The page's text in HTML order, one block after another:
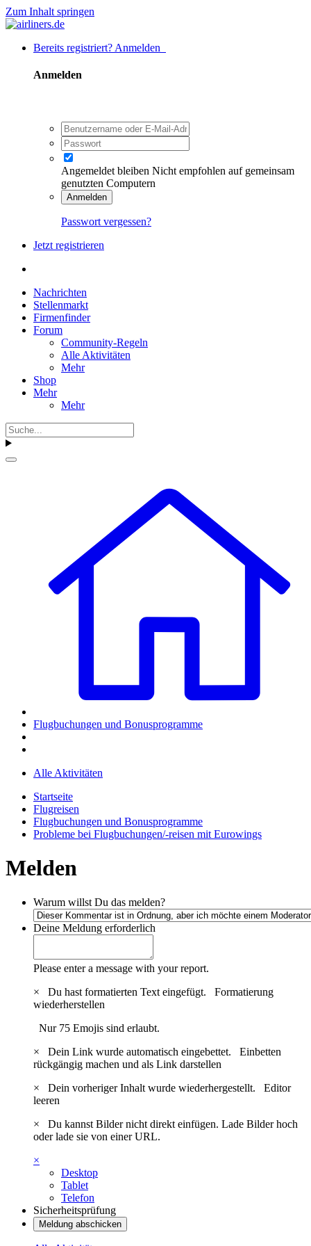
Zum Inhalt springen
Bereits registriert? Anmelden
Anmelden
Angemeldet bleiben Nicht empfohlen auf gemeinsam
genutzten Computern
Anmelden
Passwort vergessen?
Jetzt registrieren
Nachrichten
Stellenmarkt
Firmenfinder
Forum
Community-Regeln
Alle Aktivitäten
Mehr
Shop
Mehr
Mehr
Flugbuchungen und Bonusprogramme
Alle Aktivitäten
Startseite
Flugreisen
Flugbuchungen und Bonusprogramme
Probleme bei Flugbuchungen/-reisen mit Eurowings
Melden
Warum willst Du das melden?
Deine Meldung erforderlich
Please enter a message with your report.
×
Du hast formatierten Text eingefügt. Formatierung
wiederherstellen
Nur 75 Emojis sind erlaubt.
×
Dein Link wurde automatisch eingebettet. Einbetten
rückgängig machen und als Link darstellen
×
Dein vorheriger Inhalt wurde wiederhergestellt. Editor
leeren
×
Du kannst Bilder nicht direkt einfügen. Lade Bilder hoch
oder lade sie von einer URL.
×
Desktop
Tablet
Telefon
Sicherheitsprüfung
Meldung abschicken